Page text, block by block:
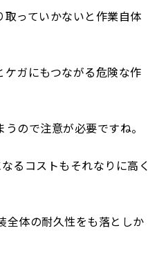
っていかないと作業自体
ガにもつながる危険な作
ので注意が必要ですね。
るコストもそれなりに高く
全体の耐久性をも落としか